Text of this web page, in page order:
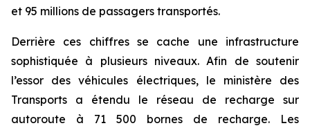
et 95 millions de passagers transportés.
Derrière ces chiffres se cache une infrastructure
sophistiquée à plusieurs niveaux. Afin de soutenir
l’essor des véhicules électriques, le ministère des
Transports a étendu le réseau de recharge sur
autoroute à 71 500 bornes de recharge. Les